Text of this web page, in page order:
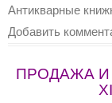
Антикварные
Добавить
ПРОДАЖА И